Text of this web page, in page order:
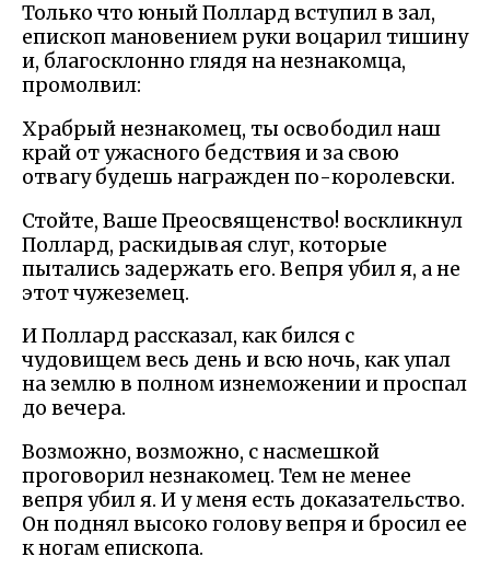
Только что юный Поллард вступил в зал,
епископ мановением руки воцарил тишину
и, благосклонно глядя на незнакомца,
промолвил:
Храбрый незнакомец, ты освободил наш
край от ужасного бедствия и за свою
отвагу будешь награжден по-королевски.
Стойте, Ваше Преосвященство! воскликнул
Поллард, раскидывая слуг, которые
пытались задержать его. Вепря убил я, а не
этот чужеземец.
И Поллард рассказал, как бился с
чудовищем весь день и всю ночь, как упал
на землю в полном изнеможении и проспал
до вечера.
Возможно, возможно, с насмешкой
проговорил незнакомец. Тем не менее
вепря убил я. И у меня есть доказательство.
Он поднял высоко голову вепря и бросил ее
к ногам епископа.